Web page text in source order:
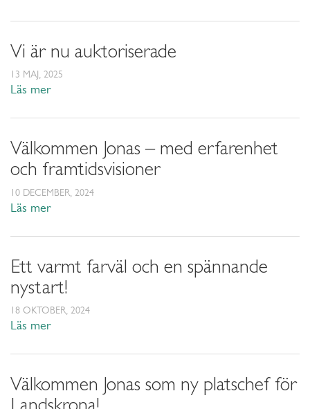
Vi är nu auktoriserade
13 MAJ, 2025
Läs mer
Välkommen Jonas – med erfarenhet
och framtidsvisioner
10 DECEMBER, 2024
Läs mer
Ett varmt farväl och en spännande
nystart!
18 OKTOBER, 2024
Läs mer
Välkommen Jonas som ny platschef för
Landskrona!